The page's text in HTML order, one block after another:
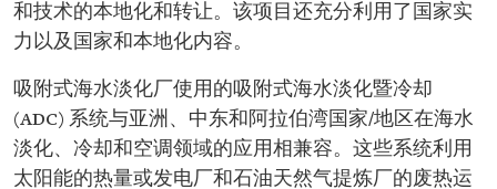
和技术的本地化和转让。该项目还充分利用了国家实
力以及国家和本地化内容。
吸附式海水淡化厂使用的吸附式海水淡化暨冷却
(ADC) 系统与亚洲、中东和阿拉伯湾国家/地区在海水
淡化、冷却和空调领域的应用相兼容。这些系统利用
太阳能的热量或发电厂和石油天然气提炼厂的废热运